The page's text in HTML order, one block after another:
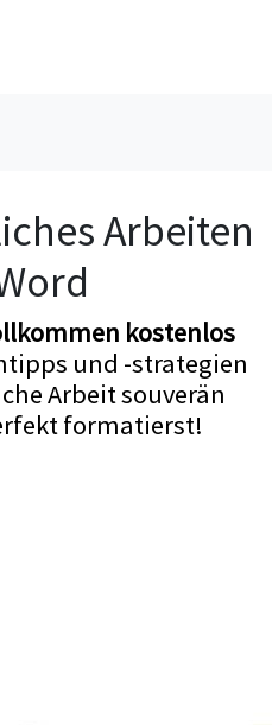
Arbeiten
kostenlos
und -strategien
Arbeit souverän
formatierst!